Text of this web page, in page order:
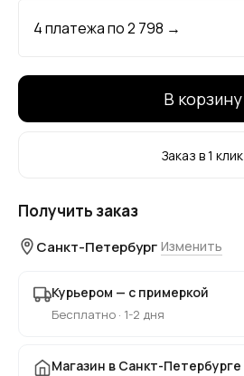
4 платежа по2 798 →
В корзину
Заказ в 1 клик
Получить заказ
Санкт-Петербург Изменить
Курьером — с примеркой
Бесплатно · 1-2 дня
Магазин в Санкт-Петербурге